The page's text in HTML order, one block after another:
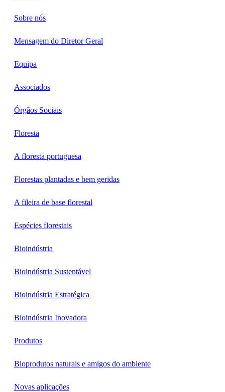
Sobre nós
Mensagem do Diretor Geral
Equipa
Associados
Órgãos Sociais
Floresta
A floresta portuguesa
Florestas plantadas e bem geridas
A fileira de base florestal
Espécies florestais
Bioindústria
Bioindústria Sustentável
Bioindústria Estratégica
Bioindústria Inovadora
Produtos
Bioprodutos naturais e amigos do ambiente
Novas aplicações